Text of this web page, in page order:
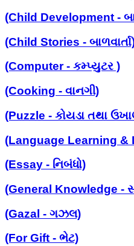
(Child Development -
(Child Stories -
(Computer - કમ્પ્યુટર )
(Cooking - વાનગી)
(Puzzle - કોયડા તથા
(Language Learning &
(Essay - નિબંધો)
(General Knowledge -
(Gazal - ગઝલ)
(For Gift - ભેટ)